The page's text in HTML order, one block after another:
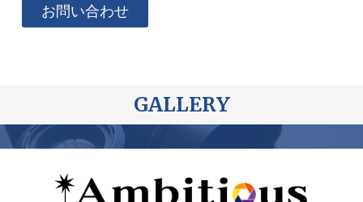
お問い合わせ
GALLERY